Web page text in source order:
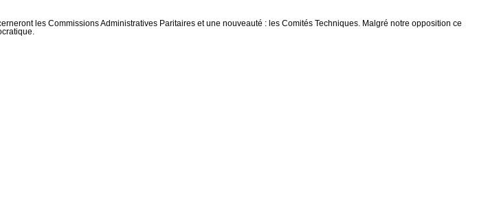
les Commissions Administratives Paritaires et une nouveauté : les Comités Techniques. Malgré notre opposition ce